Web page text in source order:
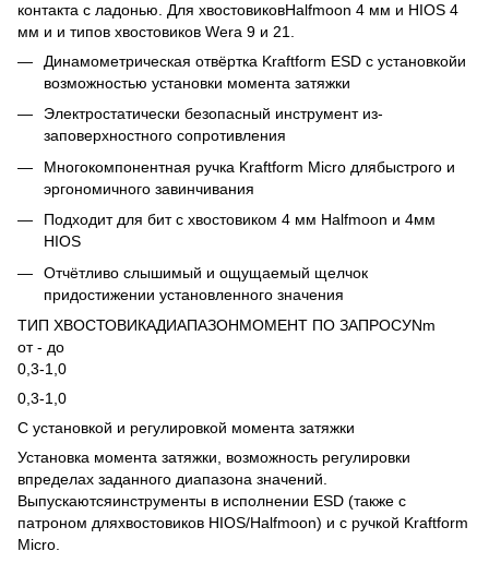
контакта с ладонью. Для хвостовиковHalfmoon 4 мм и HIOS 4
мм и и типов хвостовиков Wera 9 и 21.
Динамометрическая отвёртка Kraftform ESD с установкойи
возможностью установки момента затяжки
Электростатически безопасный инструмент из-
заповерхностного сопротивления
Многокомпонентная ручка Kraftform Micro длябыстрого и
эргономичного завинчивания
Подходит для бит с хвостовиком 4 мм Halfmoon и 4мм
HIOS
Отчётливо слышимый и ощущаемый щелчок
придостижении установленного значения
ТИП ХВОСТОВИКАДИАПАЗОНМОМЕНТ ПО ЗАПРОСУNm
от - до
0,3-1,0
0,3-1,0
С установкой и регулировкой момента затяжки
Установка момента затяжки, возможность регулировки
впределах заданного диапазона значений.
Выпускаютсяинструменты в исполнении ESD (также с
патроном дляхвостовиков HIOS/Halfmoon) и с ручкой Kraftform
Micro.